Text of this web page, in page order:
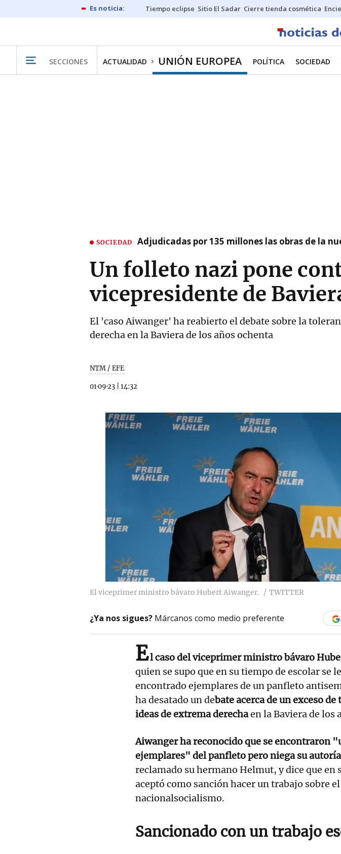
Tiempo eclipse Sitio El Sadar Cierre tienda cosmética
SECCIONES ACTUALIDAD UNIÓN EUROPEA POLÍTICA SOCIEDAD
SOCIEDAD Adjudicadas por 135 millones las obras de la
Un folleto nazi pone
vicepresidente de
El 'caso Aiwanger' ha reabierto el debate sobre la
derecha en la Baviera de los años ochenta
NTM / EFE
01·09·23 14:32
El viceprimer ministro bávaro Hubert Aiwanger. TWITTER
¿Ya nos sigues? Márcanos como medio preferente
El caso del viceprimer ministro bávaro
quien se supo que en su tiempo de escolar se
encontrado ejemplares de un panfleto
ha desatado un debate acerca de un exceso
ideas de extrema derechaen la Baviera de los
Aiwanger ha reconocido que se encontraron
ejemplares" del panfleto pero niega su
reclamado su hermano Helmut, y dice que en
aceptó como sanción hacer un trabajo sobre el
nacionalsocialismo.
Sancionado con un trabajo